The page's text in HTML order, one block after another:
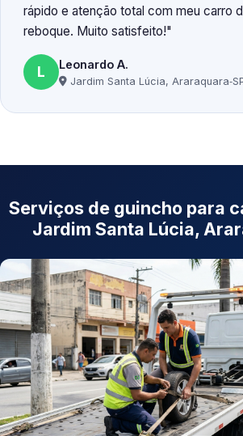
rápido e atenção total com meu carro
reboque. Muito satisfeito!
L Leonardo A.
Jardim Santa Lúcia,
Serviços de guincho para
Jardim Santa Lúcia,